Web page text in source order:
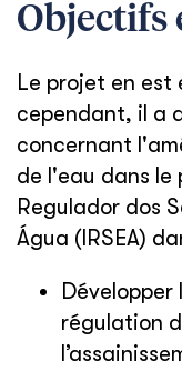
Objectifs
Le projet en est
cependant, il a
concernant
de l'eau dans
Regulador dos
Água (IRSEA)
régulation